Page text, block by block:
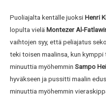
Puoliajalta kentälle juoksiHenri
lopulta vielä Montezer Al-
vaihtojen syy, että peliajatus
teki toisen maalinsa, kun
minuuttia myöhemmin Sampo
hyväkseen ja pussitti maalin
minuuttia myöhemmin